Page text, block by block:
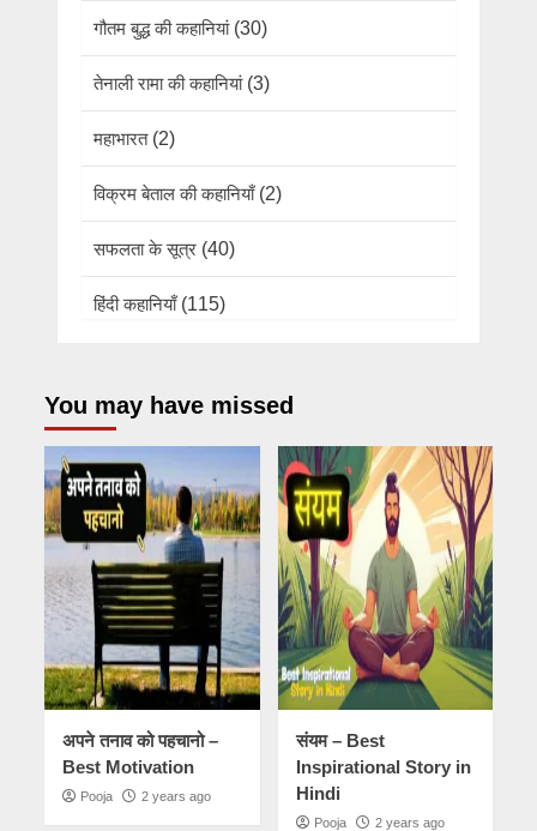
गौतम बुद्ध की कहानियां(30)
तेनाली रामा की कहानियां(3)
महाभारत(2)
विक्रम बेताल की कहानियाँ(2)
सफलता के सूत्र (40)
हिंदी कहानियाँ(115)
You may have missed
अपने तनाव को पहचानो –
Best Motivation
Pooja 2 years ago
संयम – Best
Inspirational Story in
Hindi
Pooja 2 years ago